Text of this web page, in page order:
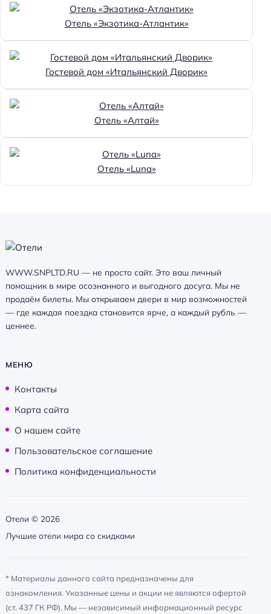
Отель «Экзотика-Атлантик»
Гостевой дом «Итальянский Дворик»
Отель «Алтай»
Отель «Luna»
WWW.SNPLTD.RU — не просто сайт. Это ваш личный
помощник в мире осознанного и выгодного досуга. Мы не
продаём билеты. Мы открываем двери в мир возможностей
— где каждая поездка становится ярче, а каждый рубль —
ценнее.
МЕНЮ
Контакты
Карта сайта
О нашем сайте
Пользовательское соглашение
Политика конфиденциальности
Отели © 2026
Лучшие отели мира со скидками
* Материалы данного сайта предназначены для
ознакомления. Указанные цены и акции не являются офертой
(ст. 437 ГК РФ). Мы — независимый информационный ресурс